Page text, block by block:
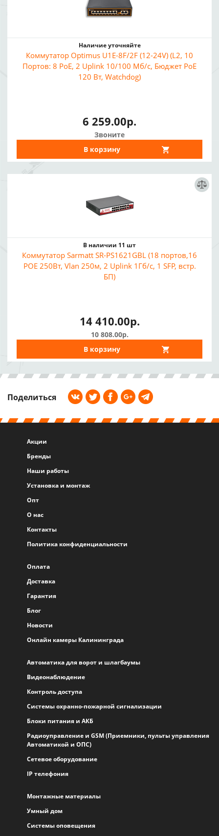
Наличие уточняйте
Коммутатор Optimus U1E-8F/2F (12-24V) (L2, 10
Портов: 8 PoE, 2 Uplink 10/100 Мб/с, Бюджет PoE
120 Вт, Watchdog)
6 259.00р.
Звоните
В корзину
В наличии 11 шт
Коммутатор Sarmatt SR-PS1621GBL (18 портов,16
POE 250Вт, Vlan 250м, 2 Uplink 1Гб/с, 1 SFP, встр.
БП)
14 410.00р.
10 808.00р.
В корзину
Поделиться
Акции
Бренды
Наши работы
Установка и монтаж
Опт
О нас
Контакты
Политика конфиденциальности
Оплата
Доставка
Гарантия
Блог
Новости
Онлайн камеры Калининграда
Автоматика для ворот и шлагбаумы
Видеонаблюдение
Контроль доступа
Системы охранно-пожарной сигнализации
Блоки питания и АКБ
Радиоуправление и GSM (Приемники, пульты управления
Автоматикой и ОПС)
Сетевое оборудование
IP телефония
Монтажные материалы
Умный дом
Системы оповещения